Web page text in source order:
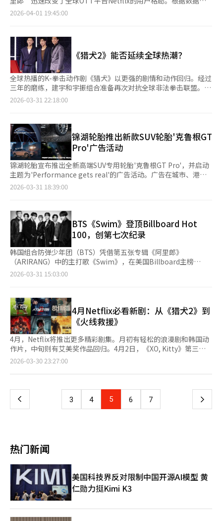
三》则以强大的角色IP支撑。平台时代的成功不再局限于某一国家
的语法。
己需要，但我觉得所有韩国人都需要。” 她还提到：“关于‘侨
胞’的误解很多。虽然有些人认为自己不完全是韩国人，但我和李
示：“我在韩国和美国各生活了一半时间，小时候在美国没有像我
这样的亚洲人。我喜欢K-POP，但在美国被嘲笑。没想到K-POP会
在全球流行。” 在奥斯卡颁奖典礼上，《K-POP恶魔猎人》团队
的表演引发热议。舞台上出现了戴着传统帽子的舞者和穿着韩服的
舞者，视觉效果震撼。特别是以韩语演唱的《猎人咒语》和《黄
金》获得了全球粉丝的热烈响应。 李在透露：“彩排时知道《黄
金》前会有国乐和盘索里表演，但没看到。活动结束后看到《猎人
咒语》，非常感动。” 颁奖典礼上，团队通过“剪刀石头布”决
布’决定，这是完全的韩国风格。” 李宥汉表示：“想感谢所有
的家人和制作人，但没能在舞台上说完。不过那一刻非常荣耀。”
南熙东补充道：“我们商量过，没有未尽之言。作为旁观者，所有
活动都很愉快和荣耀。” 记者会上还提到《K-POP恶魔猎人》的
续集。麦琪·康导演表示：“我们有大概念，但细节还未定。续集
会比第一部更大更精彩。” 克里斯·阿普汉斯导演补充：“我们
的电影与粉丝关系特别。续集会在‘韩国性’的基础上，带来新的
故事和突破。” 克里斯导演还谈到续集的规模：“Netflix给予了
米”、“米拉”和“乔伊”在舞台背后保护世界的故事。这部动作
奇幻动画自去年6月发布以来，成为Netflix电影观看时长的历史第
一，并在91天内获得3亿2510万次观看。 ※ 本报道经人工智能
（AI）系统翻译与编辑。
技公司移动指数的数据，BTS演出前后一周内，Netflix的每周新应
时间内创造大量新用户流入，展示了其“平台力量”。此次安装量
激增是经过精心策划的“粉丝营销”结果。Netflix从19日开始，
相关关键词搜索量和应用安装率开始上升，21日演出当天新增安装
量达到66829次，是平时日均安装量的6倍以上。值得注意的是，
Netflix正在从以往的“鱿鱼游戏”或“荣耀”等电视剧为中心的策
略，转向拥有全球粉丝的艺术家的“直播活动”这一差异化内容，
拓宽用户流入渠道。这一策略在取消订阅频繁的OTT市场中发挥了
强大的“锁定效应”，因为用户为了观看特定演出安装应用后，会
CoupangPlay（第二）和TVING（第三）仍在新安装量中保持领
先，展示了本土OTT的实力。CoupangPlay通过体育直播和自制
综艺节目，TVING通过职业棒球直播等稳固的国内目标内容来防守
市场份额。全球OTT平台对K流行直播活动的重视原因很简单。
Netflix需要在K文化粉丝众多的亚洲市场获取新用户，以超越美国
和欧洲等饱和市场。此次BTS演出直播是Netflix巩固其在韩国用户
份额的同时，将全球ARMY这一庞大粉丝群体纳入Netflix生态系统
的战略性举措。未来OTT行业的竞争可能会转向“谁能获得更多独
与”，因此能在同一时间吸引大量用户进入平台。如何有效处理这
种“事件性爆发流量”，以及如何发掘有话题性的内容，将决定平
台的命运。预计Netflix将进一步增加利用BTS等全球大IP的直播内
容比例，而本土OTT也将加强以国内体育或地区特色演出为中心的
防御策略。然而，这种基于事件的快速流入能否转化为可持续的订
阅仍是一个问题。演出后Netflix的安装排名下降至2-3位，表明有
许多“只看演出就离开”的用户。Netflix及其他全球平台能否将此
次BTS回归演出中流入的13万新用户成功转化为其原创内容的忠实
年团回归引发的应用安装热潮，展示了媒体生态系统在人工智能和
数据技术的支持下，如何快速且积极地扩展市场的强烈预告。※
本报道经人工智能（AI）系统翻译与编辑。
2026-04-01 19:45:00
《猎犬2》能否延续全球热潮？
全球热播的K-拳击动作剧《猎犬》以更强的剧情和动作回归。经过
三年的磨练，建宇和宇振组合准备再次对抗全球非法拳击联盟。31
日上午，Netflix新剧《猎犬》第二季在首尔举行制作发布会。导演
全球非法拳击联盟的故事。第一季在2023年播出时取得了全球成
功，第二季将背景扩展到更大更危险的“全球拳击联盟”。导演金
周焕表示：“我们想在第一季受欢迎的拳击动作和兄弟情上更进一
步，重点是让观众感受到熟悉的味道更美味。”禹棹焕和李尚熙在
三年后再次合作，专注于角色成长。禹棹焕为了展现建宇的成长，
增重了15公斤。他说：“这次想展示一个更成熟的形象。”李尚熙
则强调了“责任感”，他表示：“宇振现在是建宇的教练，责任感
更强。”两人将本季的合作称为“兄弟情与爱情的结合”。禹棹焕
演金周焕称赞道：“这是我创造的最佳兄弟情。”第二季最大的亮
点是郑智薰的加入，他首次挑战反派角色，饰演冷酷的非法拳击联
盟策划者“白正”。郑智薰表示：“虽然反派角色有压力，但我一
直想尝试邪恶角色。”他还透露：“我完全按照导演的指导，从邪
恶的眼神到拳击训练。”演员们一致认为《猎犬2》的粗犷而真实
的动作是观众的看点。禹棹焕自信地说：“虽然第一季结束时觉得
无可展示，但我们还有很多可以用双拳做到的事情。”李尚熙则强
调：“尽管AI流行，我们的作品是用汗水和真实的方式制作
之间的嫉妒和竞争也会很有趣。”《猎犬》第二季将于4月3日通过
Netflix在全球190多个国家同步上线。※ 本报道经人工智能（AI）
系统翻译与编辑。
2026-03-31 22:18:00
锦湖轮胎推出新款SUV轮胎'克鲁根GT
Pro'广告活动
锦湖轮胎宣布推出全新高端SUV专用轮胎'克鲁根GT Pro'，并启动
主题为'Performance gets real'的广告活动。广告在城市、港
口、仓库等动态场景中拍摄，展示了锦湖轮胎的卓越性能。广告通
持稳定和安静，突显其作为城市型高端SUV轮胎的价值。'克鲁根
GT Pro'是克鲁根品牌的力作，是国内唯一获得能效等级2级的SUV
轮胎，UTQG耐磨指数达到800，展现了优异的效率和耐用性。该
轮胎适用于内燃机和电动车，尺寸从18到22英寸不等。广告将在
国内电视、Netflix、YouTube等平台广泛播出，并通过全球社交
媒体进行推广。锦湖轮胎G.营销部常务尹民锡表示，通过此次广
告，将展示产品在面对日常挑战时的卓越性能和经过验证的质量。
※ 本报道经人工智能（AI）系统翻译与编辑。
2026-03-31 18:39:00
BTS《Swim》登顶Billboard Hot
100，创第七次纪录
韩国组合防弹少年团（BTS）凭借第五张专辑《阿里郎》
（ARIRANG）中的主打歌《Swim》，在美国Billboard主榜
单“Billboard 200”之后，再次登顶单曲榜“Hot 100”。
Dean的《Man I Need》等作品，荣登“Hot 100”榜首。这是防
弹少年团第七次在“Hot 100”榜单上夺冠。自2020年
《Dynamite》成为首个登顶的K-pop歌曲以来，他们的《Savage
Love》、《Life Goes On》、《Butter》、《Permission to
Dance》和《My Universe》也曾获得第一。迄今为止，韩国歌手
中只有防弹少年团及其成员Jimin和Jungkook曾在“Hot
100”榜单上获得第一。此外，去年Netflix动画《K-pop Demon
Hunters》的原声带《Golden》也曾在“Hot 100”榜单上夺冠。
2026-03-31 15:03:00
4月Netflix必看新剧：从《猎犬2》到
《火线救援》
4月，Netflix将推出更多精彩剧集。月初有轻松的浪漫剧和韩国动
作片，中旬则有艾美奖作品回归。4月2日，《XO, Kitty》第三季
率先上线。该剧以韩国为背景，讲述校园浪漫故事，吸引了众多粉
熙再次合作，故事背景扩展至全球非法拳击联盟，动作场面更为激
瑞·穆里根、尹汝贞等明星加盟。4月23日，《怪奇物语：85年的
故事》上线，这是《怪奇物语》的动画衍生剧，背景设定在1985
澳大利亚的生存惊悚片。4月30日，《火线救援》压轴上线，改编
自A.J.奎内尔的作品，由叶海亚·阿卜杜勒-马丁二世主演。
2026-03-30 23:27:00
上
页
3 4 5 6 7 下
热门新闻
美国科技界反对限制中国开源AI模型 黄
仁勋力挺Kimi K3